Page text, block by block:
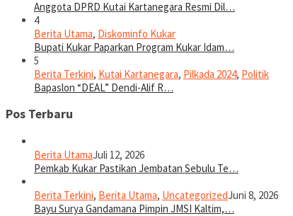
Anggota DPRD Kutai Kartanegara Resmi Dil…
4
Berita Utama, Diskominfo Kukar
Bupati Kukar Paparkan Program Kukar Idam…
5
Berita Terkini, Kutai Kartanegara, Pilkada 2024, Politik
Bapaslon “DEAL” Dendi-Alif R…
Pos Terbaru
Berita UtamaJuli 12, 2026
Pemkab Kukar Pastikan Jembatan Sebulu Te…
Berita Terkini, Berita Utama, UncategorizedJuni 8, 2026
Bayu Surya Gandamana Pimpin JMSI Kaltim,…